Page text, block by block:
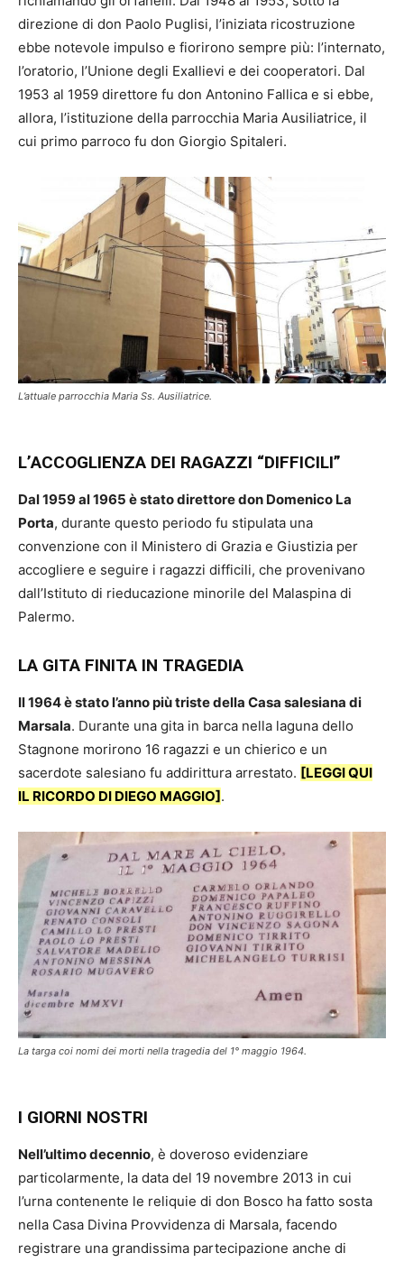
direzione di don Paolo Puglisi, l’iniziata ricostruzione
ebbe notevole impulso e fiorirono sempre più: l’internato,
l’oratorio, l’Unione degli Exallievi e dei cooperatori. Dal
1953 al 1959 direttore fu don Antonino Fallica e si ebbe,
allora, l’istituzione della parrocchia Maria Ausiliatrice, il
cui primo parroco fu don Giorgio Spitaleri.
L’attuale parrocchia Maria Ss. Ausiliatrice.
L’ACCOGLIENZA DEI RAGAZZI “DIFFICILI”
Dal 1959 al 1965 è stato direttore don Domenico La
Porta, durante questo periodo fu stipulata una
convenzione con il Ministero di Grazia e Giustizia per
accogliere e seguire i ragazzi difficili, che provenivano
dall’Istituto di rieducazione minorile del Malaspina di
Palermo.
LA GITA FINITA IN TRAGEDIA
Il 1964 è stato l’anno più triste della Casa salesiana di
Marsala. Durante una gita in barca nella laguna dello
Stagnone morirono 16 ragazzi e un chierico e un
sacerdote salesiano fu addirittura arrestato. [LEGGI QUI
IL RICORDO DI DIEGO MAGGIO].
La targa coi nomi dei morti nella tragedia del 1° maggio 1964.
I GIORNI NOSTRI
Nell’ultimo decennio, è doveroso evidenziare
particolarmente, la data del 19 novembre 2013 in cui
l’urna contenente le reliquie di don Bosco ha fatto sosta
nella Casa Divina Provvidenza di Marsala, facendo
registrare una grandissima partecipazione anche di